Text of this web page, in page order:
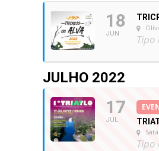
18
JUN Tipo
JULHO 2022
17
JUL
Tipo